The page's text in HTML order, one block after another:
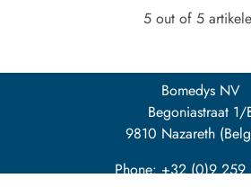
5 out of 5
Bomedys NV
Begoniastraat 1/
9810 Nazareth
Phone: +32 (0)9 259